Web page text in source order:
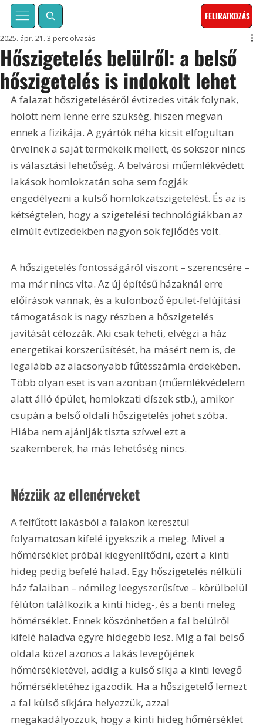
FELIRATKOZÁS
Hőszigetelés belülről: a belső
hőszigetelés is indokolt lehet
2025. ápr. 21. 3 perc olvasás
A falazat hőszigeteléséről évtizedes viták folynak,
holott nem lenne erre szükség, hiszen megvan
ennek a fizikája. A gyártók néha kicsit elfogultan
érvelnek a saját termékeik mellett, és sokszor nincs
is választási lehetőség. A belvárosi műemlékvédett
lakások homlokzatán soha sem fogják
engedélyezni a külső homlokzatszigetelést. És az is
kétségtelen, hogy a szigetelési technológiákban az
elmúlt évtizedekben nagyon sok fejlődés volt.
A hőszigetelés fontosságáról viszont – szerencsére –
ma már nincs vita. Az új építésű házaknál erre
előírások vannak, és a különböző épület-felújítási
támogatások is nagy részben a hőszigetelés
javítását célozzák. Aki csak teheti, elvégzi a ház
energetikai korszerűsítését, ha másért nem is, de
legalább az alacsonyabb fűtésszámla érdekében.
Több olyan eset is van azonban (műemlékvédelem
alatt álló épület, homlokzati díszek stb.), amikor
csupán a belső oldali hőszigetelés jöhet szóba.
Hiába nem ajánlják tiszta szívvel ezt a
szakemberek, ha más lehetőség nincs.
Nézzük az ellenérveket
A felfűtött lakásból a falakon keresztül
folyamatosan kifelé igyekszik a meleg. Mivel a
hőmérséklet próbál kiegyenlítődni, ezért a kinti
hideg pedig befelé halad. Egy hőszigetelés nélküli
ház falaiban – némileg leegyszerűsítve – körülbelül
félúton találkozik a kinti hideg-, és a benti meleg
hőmérséklet. Ennek köszönhetően a fal belülről
kifelé haladva egyre hidegebb lesz. Míg a fal belső
oldala közel azonos a lakás levegőjének
hőmérsékletével, addig a külső síkja a kinti levegő
hőmérsékletéhez igazodik. Ha a hőszigetelő lemezt
a fal külső síkjára helyezzük, azzal
megakadályozzuk, hogy a kinti hideg hőmérséklet